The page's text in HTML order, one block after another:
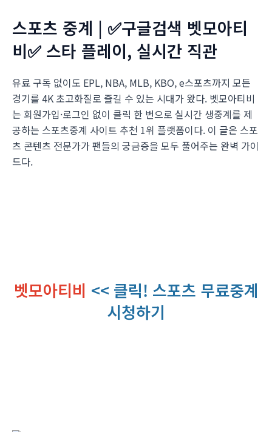
스포츠 중계 | ✅구글검색 벳모아티
비✅ 스타 플레이, 실시간 직관
유료 구독 없이도 EPL, NBA, MLB, KBO, e스포츠까지 모든
경기를 4K 초고화질로 즐길 수 있는 시대가 왔다. 벳모아티비
는 회원가입·로그인 없이 클릭 한 번으로 실시간 생중계를 제
공하는 스포츠중계 사이트 추천 1위 플랫폼이다. 이 글은 스포
츠 콘텐츠 전문가가 팬들의 궁금증을 모두 풀어주는 완벽 가이
드다.
벳모아티비 << 클릭! 스포츠 무료중계
시청하기